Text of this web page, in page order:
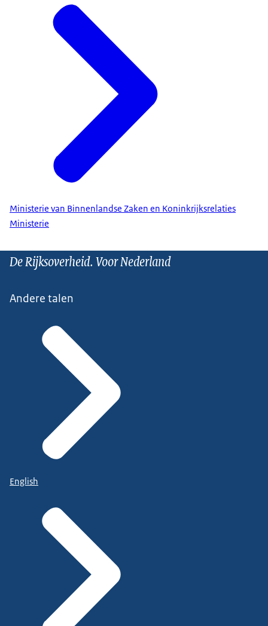
Ministerie van Binnenlandse Zaken en Koninkrijksrelaties
Ministerie
De Rijksoverheid. Voor Nederland
Andere talen
English